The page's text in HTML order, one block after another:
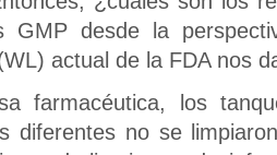
GMP desde la
actual de la FDA nos
farmacéutica, los
diferentes no se